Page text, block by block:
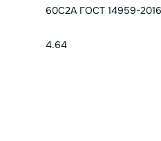
60С2А ГОСТ 14959-2016
4.64